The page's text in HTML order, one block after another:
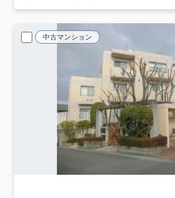
中古マンション